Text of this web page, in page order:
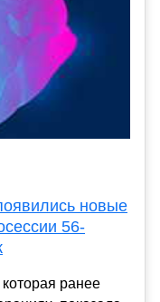
новые
56-
ранее